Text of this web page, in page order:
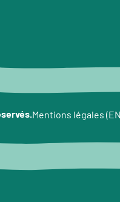
Mentions légales